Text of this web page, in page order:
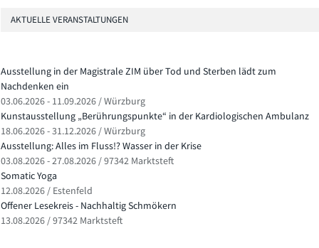
AKTUELLE VERANSTALTUNGEN
Ausstellung in der Magistrale ZIM über Tod und Sterben lädt zum
Nachdenken ein
03.06.2026 - 11.09.2026 / Würzburg
Kunstausstellung „Berührungspunkte“ in der Kardiologischen Ambulanz
18.06.2026 - 31.12.2026 / Würzburg
Ausstellung: Alles im Fluss!? Wasser in der Krise
03.08.2026 - 27.08.2026 / 97342 Marktsteft
Somatic Yoga
12.08.2026 / Estenfeld
Offener Lesekreis - Nachhaltig Schmökern
13.08.2026 / 97342 Marktsteft